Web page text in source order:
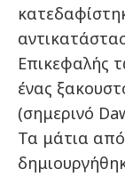
Επικεφαλής
ένας
(σημερινό
Τα μάτια